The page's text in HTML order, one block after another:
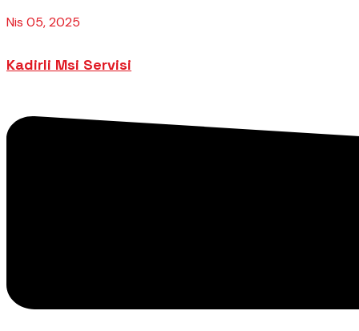
Nis 05, 2025
Kadirli Msi Servisi